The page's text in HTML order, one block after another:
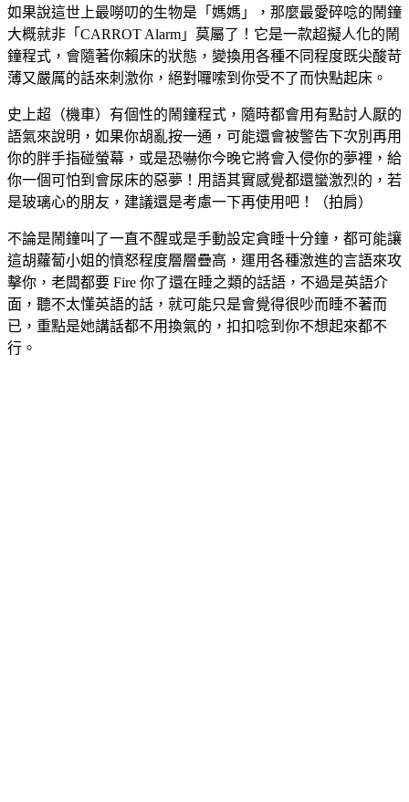
如果說這世上最嘮叨的生物是「媽媽」，那麼最愛碎唸的鬧鐘
大概就非「CARROT Alarm」莫屬了！它是一款超擬人化的鬧
鐘程式，會隨著你賴床的狀態，變換用各種不同程度既尖酸苛
薄又嚴厲的話來刺激你，絕對囉嗦到你受不了而快點起床。
史上超（機車）有個性的鬧鐘程式，隨時都會用有點討人厭的
語氣來說明，如果你胡亂按一通，可能還會被警告下次別再用
你的胖手指碰螢幕，或是恐嚇你今晚它將會入侵你的夢裡，給
你一個可怕到會尿床的惡夢！用語其實感覺都還蠻激烈的，若
是玻璃心的朋友，建議還是考慮一下再使用吧！（拍肩）
不論是鬧鐘叫了一直不醒或是手動設定貪睡十分鐘，都可能讓
這胡蘿蔔小姐的憤怒程度層層疊高，運用各種激進的言語來攻
擊你，老闆都要 Fire 你了還在睡之類的話語，不過是英語介
面，聽不太懂英語的話，就可能只是會覺得很吵而睡不著而
已，重點是她講話都不用換氣的，扣扣唸到你不想起來都不
行。